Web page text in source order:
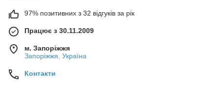
97% позитивних з 32 відгуків за рік
Працює з 30.11.2009
м. Запоріжжя
Запоріжжя, Україна
Контакти